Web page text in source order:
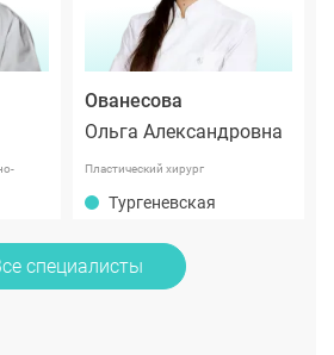
Ованесова
Ольга Александровна
Пластический хирург
Тургеневская
специалисты